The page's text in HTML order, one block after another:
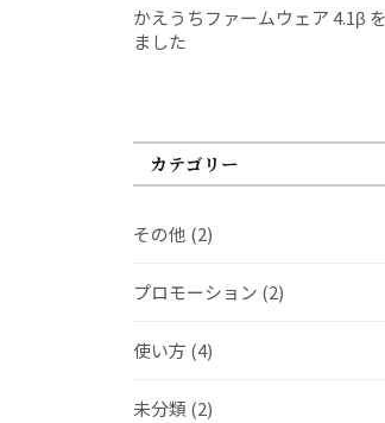
かえうちファームウェア 4.1β
ました
カテゴリー
その他 (2)
プロモーション (2)
使い方 (4)
未分類 (2)